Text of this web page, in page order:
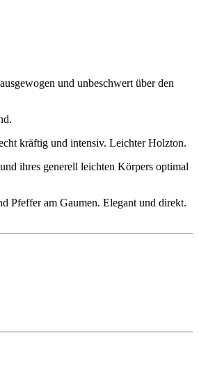
und unbeschwert über den
kräftig und intensiv. Leichter Holzton.
ihres generell leichten Körpers optimal
Pfeffer am Gaumen. Elegant und direkt.